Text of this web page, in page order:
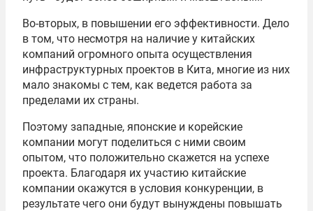
Во-вторых, в повышении его эффективности. Дело
в том, что несмотря на наличие у китайских
компаний огромного опыта осуществления
инфраструктурных проектов в Кита, многие из них
мало знакомы с тем, как ведется работа за
пределами их страны.
Поэтому западные, японские и корейские
компании могут поделиться с ними своим
опытом, что положительно скажется на успехе
проекта. Благодаря их участию китайские
компании окажутся в условия конкуренции, в
результате чего они будут вынуждены повышать